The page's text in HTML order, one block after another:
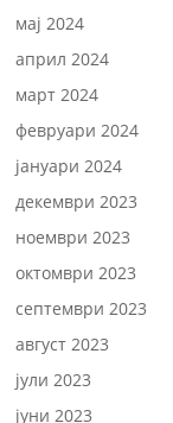
мај 2024
април 2024
март 2024
февруари 2024
јануари 2024
декември 2023
ноември 2023
октомври 2023
септември 2023
август 2023
јули 2023
јуни 2023